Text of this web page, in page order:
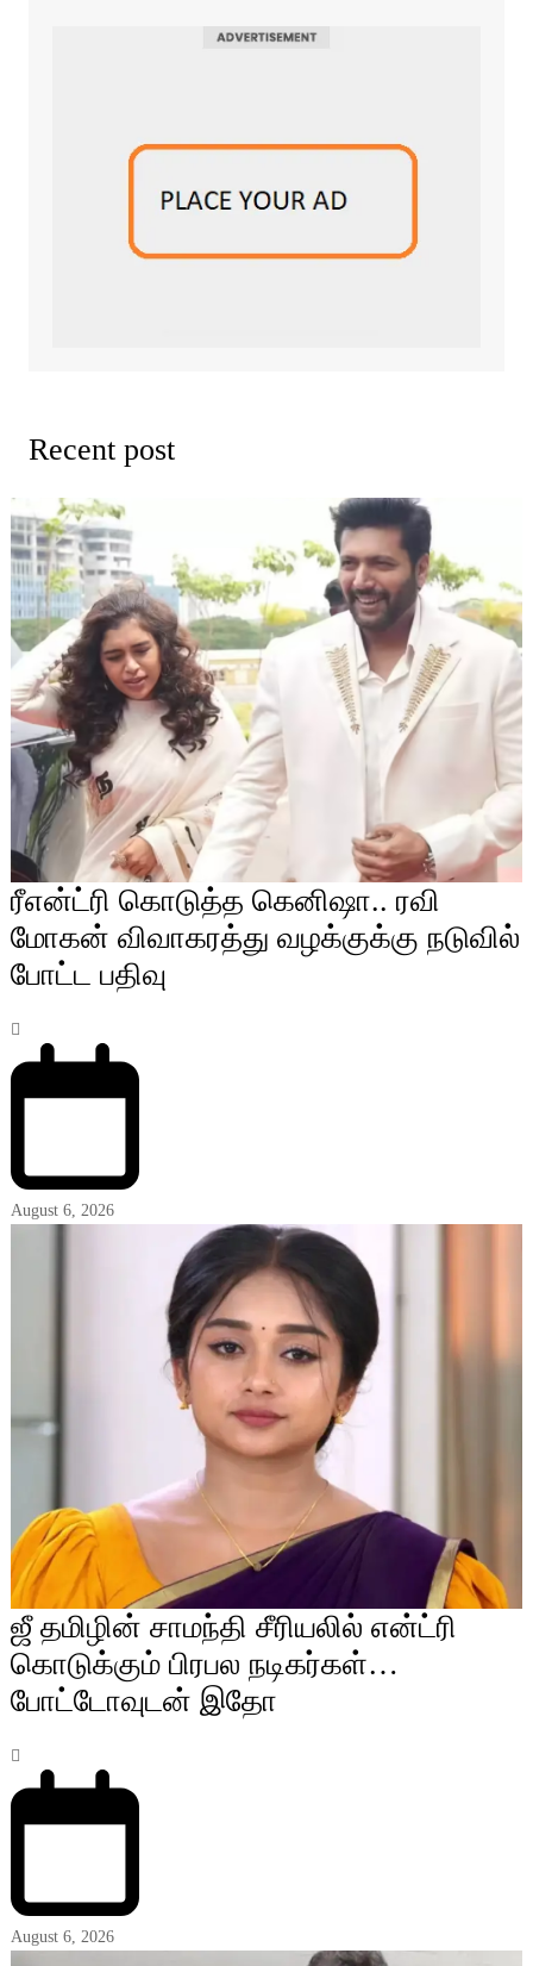
Recent post
ரீஎன்ட்ரி கொடுத்த கெனிஷா.. ரவி
மோகன் விவாகரத்து வழக்குக்கு நடுவில்
போட்ட பதிவு
August 6, 2026
ஜீ தமிழின் சாமந்தி சீரியலில் என்ட்ரி
கொடுக்கும் பிரபல நடிகர்கள்…
போட்டோவுடன் இதோ
August 6, 2026